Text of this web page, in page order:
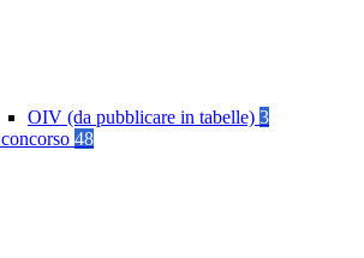
OIV (da pubblicare in tabelle) 3
48